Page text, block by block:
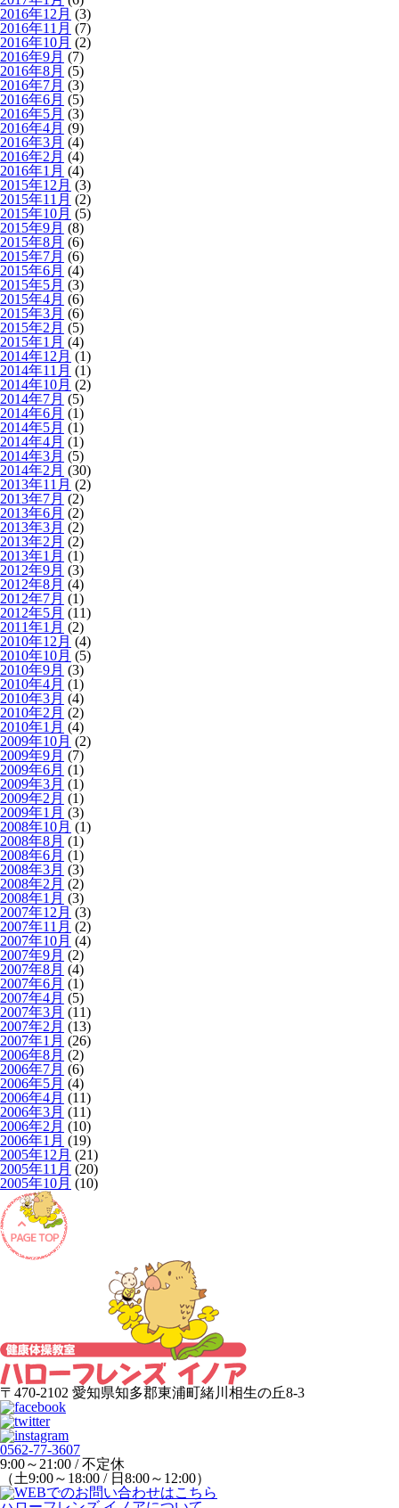
2016年12月 (3)
2016年11月 (7)
2016年10月 (2)
2016年9月 (7)
2016年8月 (5)
2016年7月 (3)
2016年6月 (5)
2016年5月 (3)
2016年4月 (9)
2016年3月 (4)
2016年2月 (4)
2016年1月 (4)
2015年12月 (3)
2015年11月 (2)
2015年10月 (5)
2015年9月 (8)
2015年8月 (6)
2015年7月 (6)
2015年6月 (4)
2015年5月 (3)
2015年4月 (6)
2015年3月 (6)
2015年2月 (5)
2015年1月 (4)
2014年12月 (1)
2014年11月 (1)
2014年10月 (2)
2014年7月 (5)
2014年6月 (1)
2014年5月 (1)
2014年4月 (1)
2014年3月 (5)
2014年2月 (30)
2013年11月 (2)
2013年7月 (2)
2013年6月 (2)
2013年3月 (2)
2013年2月 (2)
2013年1月 (1)
2012年9月 (3)
2012年8月 (4)
2012年7月 (1)
2012年5月 (11)
2011年1月 (2)
2010年12月 (4)
2010年10月 (5)
2010年9月 (3)
2010年4月 (1)
2010年3月 (4)
2010年2月 (2)
2010年1月 (4)
2009年10月 (2)
2009年9月 (7)
2009年6月 (1)
2009年3月 (1)
2009年2月 (1)
2009年1月 (3)
2008年10月 (1)
2008年8月 (1)
2008年6月 (1)
2008年3月 (3)
2008年2月 (2)
2008年1月 (3)
2007年12月 (3)
2007年11月 (2)
2007年10月 (4)
2007年9月 (2)
2007年8月 (4)
2007年6月 (1)
2007年4月 (5)
2007年3月 (11)
2007年2月 (13)
2007年1月 (26)
2006年8月 (2)
2006年7月 (6)
2006年5月 (4)
2006年4月 (11)
2006年3月 (11)
2006年2月 (10)
2006年1月 (19)
2005年12月 (21)
2005年11月 (20)
2005年10月 (10)
〒470-2102 愛知県知多郡東浦町緒川相生の丘8-3
0562-77-3607
9:00～21:00 / 不定休
（土9:00～18:00 / 日8:00～12:00）